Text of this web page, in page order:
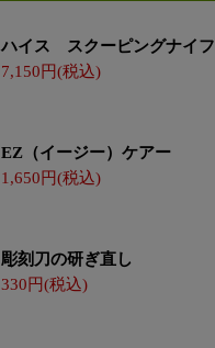
ハイス スクーピングナイフ
7,150
EZ（イージー）ケアー
1,650
彫刻刀の研ぎ直し
330